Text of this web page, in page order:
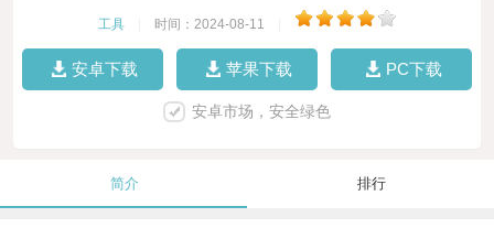
工具 时间：2024-08-11
安卓下载 苹果下载 PC下载
安卓市场，安全绿色
简介 排行